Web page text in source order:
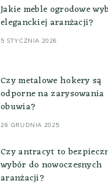
Jakie meble ogrodowe
eleganckiej aranżacji?
5 STYCZNIA 2026
Czy metalowe hokery są
odporne na zarysowania
obuwia?
26 GRUDNIA 2025
Czy antracyt to
wybór do nowoczesnych
aranżacji?